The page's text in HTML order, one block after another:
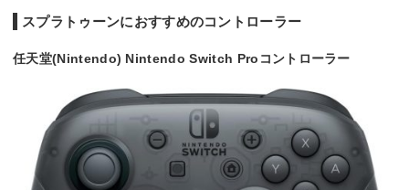
スプラトゥーンにおすすめのコントローラー
任天堂(Nintendo) Nintendo Switch Proコントローラー